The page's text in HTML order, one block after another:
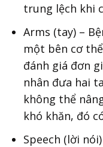
trung lệch khi
Arms (tay) –
một bên cơ
đánh giá đơn
nhân đưa hai
không thể
khó khăn, đó
Speech (lời